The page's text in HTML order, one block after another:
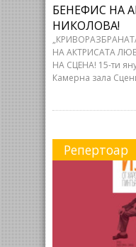
БЕНЕФИС НА
НИКОЛОВА!
НА АКТРИСАТА
НА СЦЕНА! 15-ти
Камерна зала
Репертоар